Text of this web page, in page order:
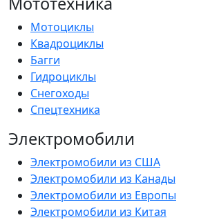
Мотоциклы
Квадроциклы
Багги
Гидроциклы
Снегоходы
Спецтехника
Электромобили
Электромобили из США
Электромобили из Канады
Электромобили из Европы
Электромобили из Китая